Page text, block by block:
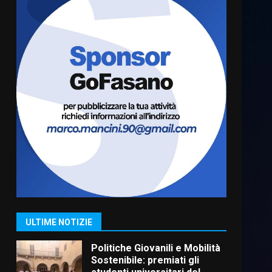
ULTIME NOTIZIE
Carta d’identità: continua il
straordinarie del Comune di
Fasano
6 Agosto 2026 14:16
7
Grazia Neglia, coordinatrice
cittadina di Fratelli d’Italia,
pronta a tornare in Consiglio
comunale
6 Agosto 2026 08:00
1
Savelletri in festa, domani
sera grande spettacolo con
Politiche Giovanili e Mobilità
Sostenibile: premiati gli